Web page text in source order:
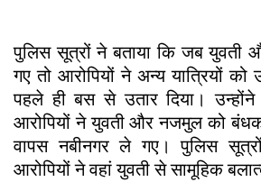
पुलिस सूत्रों ने बताया कि जब
गए तो आरोपियों ने अन्य यात्रियों
पहले ही बस से उतार दिया।
आरोपियों ने युवती और नजमुल को बंधक
वापस नबीनगर ले गए। पुलिस
आरोपियों ने वहां युवती से सामूहिक